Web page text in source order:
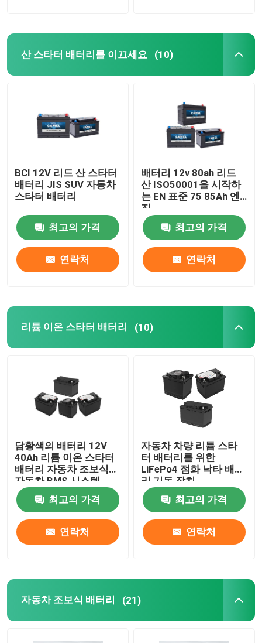
제품
우리에 대하여
공장 여행
연락주세요
자동차 스타터 배터리
산 스타터 배터리를 이끄세요
리튬 이온 스타터 배터리
자동차 조보식 배터리
산 스타터 배터리를 이끄세요 (10)
BCI 12V 리드 산 스타터
배터리 JIS SUV 자동차
스타터 배터리
최고의 가격
연락처
배터리 12v 80ah 리드
산 ISO50001을 시작하
는 EN 표준 75 85Ah 엔
진
최고의 가격
연락처
리튬 이온 스타터 배터리 (10)
담황색의 배터리 12V
40Ah 리튬 이온 스타터
배터리 자동차 조보식
자동차 BMS 시스템
최고의 가격
연락처
자동차 차량 리튬 스타
터 배터리를 위한
LiFePo4 점화 낙타 배터
리 기동 장치
최고의 가격
연락처
자동차 조보식 배터리 (21)